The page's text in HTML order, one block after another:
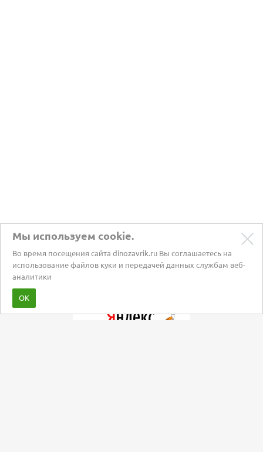
Мы используем cookie.
Во время посещения сайта dinozavrik.ru Вы соглашаетесь на
использование файлов куки и передачей данных службам веб-
аналитики
ОК